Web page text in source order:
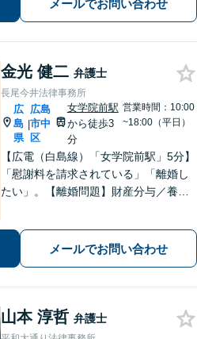
応可】【本通駅5分】
メールでお問い合わせ
金光 健二 弁護士
長尾今井法律事務所
広
島
県
|
広島
市中
区
女学院前駅
から徒歩3
分
営業時間：10:00
~18:00（平日）
【広電（白島線）「女学院前駅」5分】
「慰謝料を請求されている」「離婚し
たい」。【離婚問題】財産分与／養育
請求など【相続・遺言】料金は明確に
細かく設定【初回相談無料】
メールでお問い合わせ
山本 淳哲 弁護士